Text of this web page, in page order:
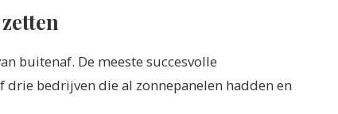
buitenaf. De meeste succesvolle
drie bedrijven die al zonnepanelen hadden en